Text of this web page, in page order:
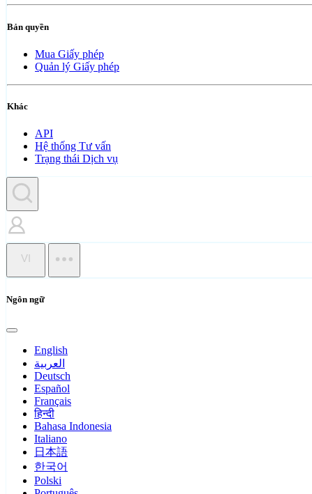
Bản quyền
Mua Giấy phép
Quản lý Giấy phép
Khác
API
Hệ thống Tư vấn
Trạng thái Dịch vụ
VI
Ngôn ngữ
English
العربية
Deutsch
Español
Français
हिन्दी
Bahasa Indonesia
Italiano
日本語
한국어
Polski